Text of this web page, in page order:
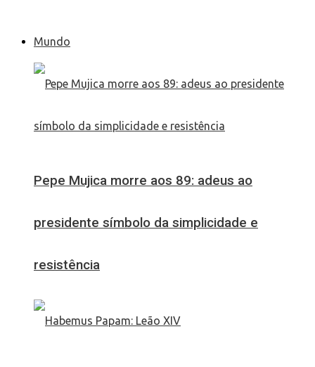
Mundo
Pepe Mujica morre aos 89: adeus ao
presidente símbolo da simplicidade e
resistência